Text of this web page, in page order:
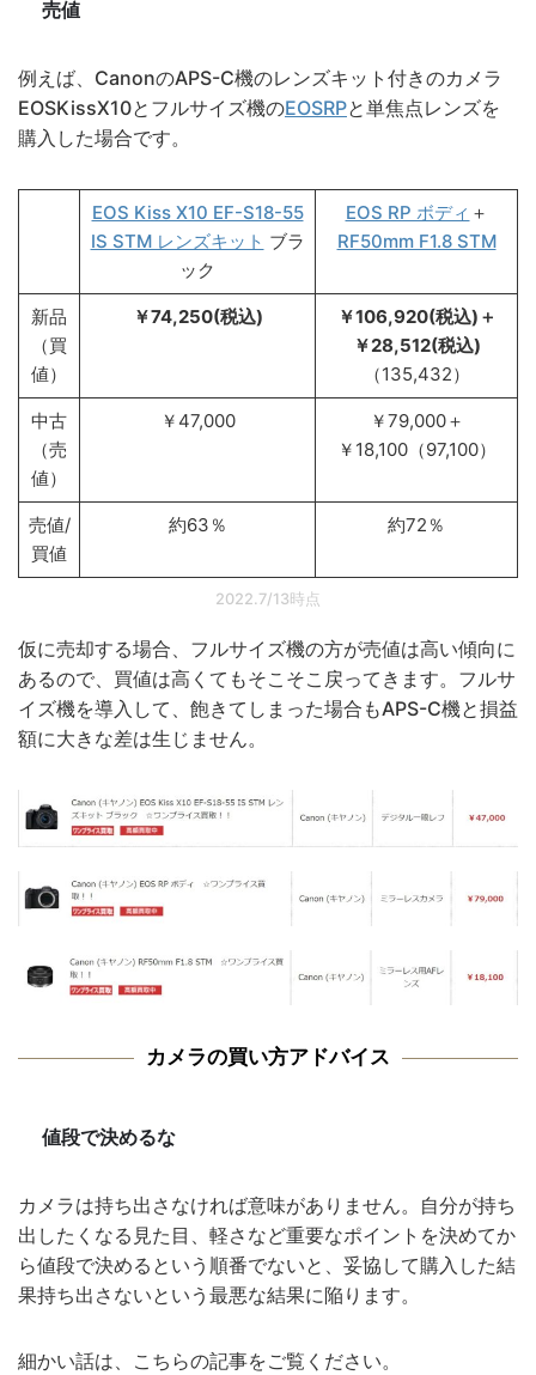
売値
例えば、CanonのAPS-C機のレンズキット付きのカメラ
EOSKissX10とフルサイズ機のEOSRPと単焦点レンズを
購入した場合です。
EOS Kiss X10 EF-S18-55
IS STM レンズキット ブラ
ック
EOS RP ボディ ＋
RF50mm F1.8 STM
新品
（買
値）
￥74,250(税込)
￥106,920(税込)＋
￥28,512(税込)
（135,432）
中古
（売
値）
￥47,000
￥79,000＋
￥18,100（97,100）
売値/
買値
約63％ 約72％
2022.7/13時点
仮に売却する場合、フルサイズ機の方が売値は高い傾向に
あるので、買値は高くてもそこそこ戻ってきます。フルサ
イズ機を導入して、飽きてしまった場合もAPS-C機と損益
額に大きな差は生じません。
カメラの買い方アドバイス
値段で決めるな
カメラは持ち出さなければ意味がありません。自分が持ち
出したくなる見た目、軽さなど重要なポイントを決めてか
ら値段で決めるという順番でないと、妥協して購入した結
果持ち出さないという最悪な結果に陥ります。
細かい話は、こちらの記事をご覧ください。